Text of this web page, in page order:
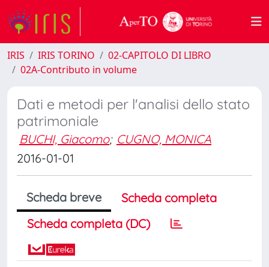
IRIS IRIS TORINO
02-CAPITOLO DI LIBRO
02A-Contributo in volume
Dati e metodi per l'analisi dello stato
patrimoniale
BUCHI, Giacomo; CUGNO, MONICA
2016-01-01
Scheda breve
Scheda completa
Scheda completa (DC)